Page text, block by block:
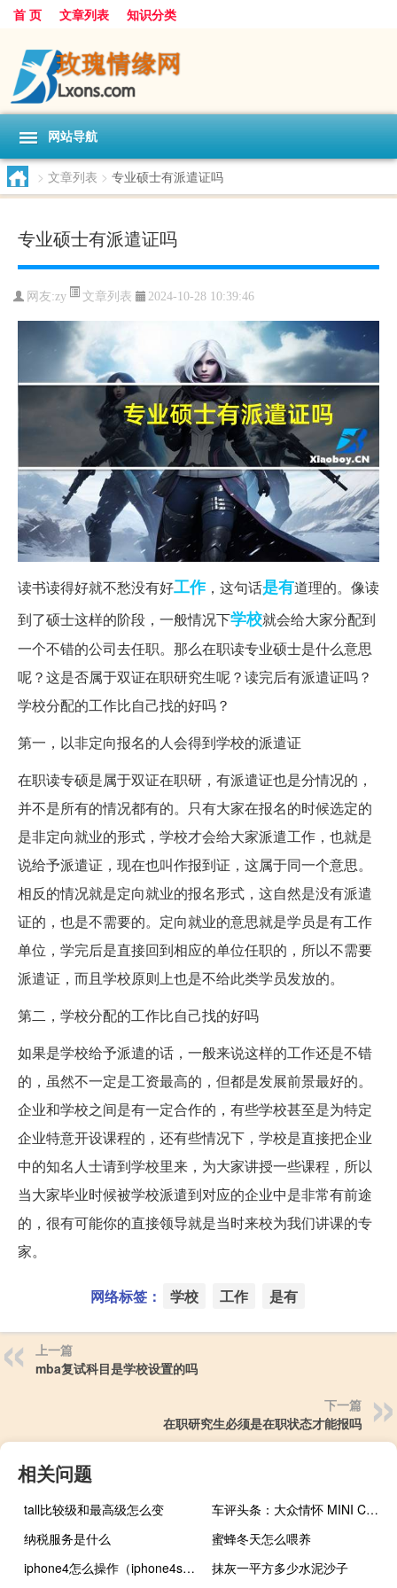
首 页 文章列表 知识分类
网站导航
> 文章列表 > 专业硕士有派遣证吗
专业硕士有派遣证吗
网友:zy 文章列表 2024-10-28 10:39:46
读书读得好就不愁没有好工作，这句话是有道理的。像读
到了硕士这样的阶段，一般情况下学校就会给大家分配到
一个不错的公司去任职。那么在职读专业硕士是什么意思
呢？这是否属于双证在职研究生呢？读完后有派遣证吗？
学校分配的工作比自己找的好吗？
第一，以非定向报名的人会得到学校的派遣证
在职读专硕是属于双证在职研，有派遣证也是分情况的，
并不是所有的情况都有的。只有大家在报名的时候选定的
是非定向就业的形式，学校才会给大家派遣工作，也就是
说给予派遣证，现在也叫作报到证，这属于同一个意思。
相反的情况就是定向就业的报名形式，这自然是没有派遣
证的，也是不需要的。定向就业的意思就是学员是有工作
单位，学完后是直接回到相应的单位任职的，所以不需要
派遣证，而且学校原则上也是不给此类学员发放的。
第二，学校分配的工作比自己找的好吗
如果是学校给予派遣的话，一般来说这样的工作还是不错
的，虽然不一定是工资最高的，但都是发展前景最好的。
企业和学校之间是有一定合作的，有些学校甚至是为特定
企业特意开设课程的，还有些情况下，学校是直接把企业
中的知名人士请到学校里来，为大家讲授一些课程，所以
当大家毕业时候被学校派遣到对应的企业中是非常有前途
的，很有可能你的直接领导就是当时来校为我们讲课的专
家。
网络标签： 学校 工作 是有
上一篇
mba复试科目是学校设置的吗
下一篇
在职研究生必须是在职状态才能报吗
相关问题
tall比较级和最高级怎么变
车评头条：大众情怀 MINI CLUBMAN COOPER S首试
纳税服务是什么
蜜蜂冬天怎么喂养
iphone4怎么操作（iphone4s教程）
抹灰一平方多少水泥沙子